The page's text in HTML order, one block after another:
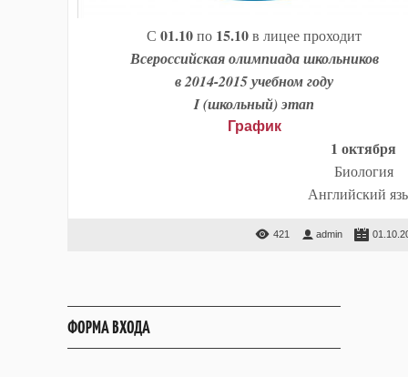
С 01.10по 15.10в лицее проходит
Всероссийская олимпиада школьников
в 2014-2015 учебном году
I (школьный) этап
График
1 октября
Биология
Английский
421 admin
ФОРМА ВХОДА